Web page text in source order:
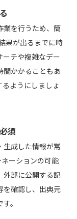
業を行うため、簡
果が出るまでに時
ーチや複雑なデー
間かかることもあ
ようにしましょ
須
生成した情報が常
ーションの可能
外部に公開する記
を確認し、出典元
。